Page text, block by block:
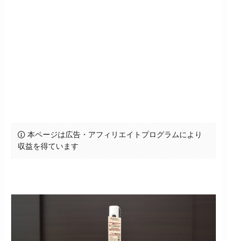
本ページは広告・アフィリエイトプログラムにより
収益を得ています